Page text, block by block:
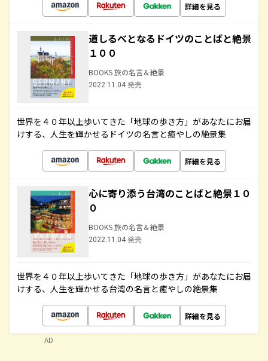
詳細を見る
道しるべとなるドイツのことばと絶景
１００
BOOKS 旅の名言＆絶景
2022.11.04 発売
世界を４０年以上歩いてきた「地球の歩き方」があなたにお届
けする、人生を輝かせるドイツの名言と癒やしの絶景集
詳細を見る
心に寄り添う台湾のことばと絶景１０
０
BOOKS 旅の名言＆絶景
2022.11.04 発売
世界を４０年以上歩いてきた「地球の歩き方」があなたにお届
けする、人生を輝かせる台湾の名言と癒やしの絶景集
詳細を見る
AD